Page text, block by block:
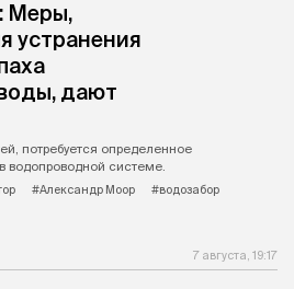
Меры,
устранения
дают
потребуется определенное
водопроводной системе.
#Александр Моор
#водозабор
7 августа, 19:17